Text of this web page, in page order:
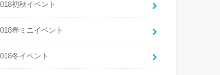
初秋イベント
春ミニイベント
冬イベント